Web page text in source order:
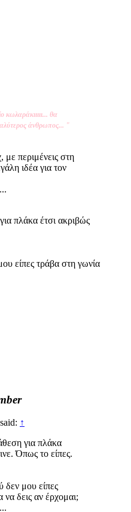
θα
άνθρωπος... "
με περιμένεις στη
ιδέα για τον
πλάκα έτσι ακριβώς
είπες τράβα στη γωνία
↑
για πλάκα
Όπως το είπες.
μου είπες
να δεις αν έρχομαι;